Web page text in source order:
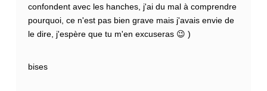
confondent avec les hanches, j'ai du mal à comprendre
pourquoi, ce n'est pas bien grave mais j'avais envie de
le dire, j'espère que tu m'en excuseras 😉 )
bises